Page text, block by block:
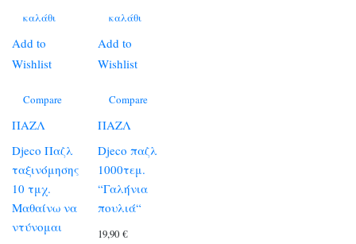
καλάθι
Add to
Wishlist
Compare
ΠΑΖΛ
Djeco Παζλ
ταξινόμησης
10 τμχ.
Μαθαίνω να
ντύνομαι
καλάθι
Add to
Wishlist
Compare
ΠΑΖΛ
Djeco παζλ
1000τεμ.
“Γαλήνια
πουλιά“
19,90€